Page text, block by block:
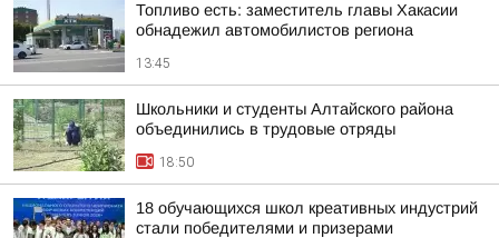
Топливо есть: заместитель главы Хакасии
обнадежил автомобилистов региона
13:45
Школьники и студенты Алтайского района
объединились в трудовые отряды
18:50
18 обучающихся школ креативных индустрий
стали победителями и призерами